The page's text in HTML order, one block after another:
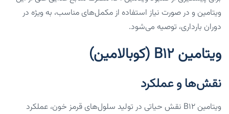
ویتامین و در صورت نیاز استفاده از مکمل‌های مناسب، به ویژه در
دوران بارداری، توصیه می‌شود.
ویتامین B12 (کوبالامین)
نقش‌ها و عملکرد
ویتامین B12 نقش حیاتی در تولید سلول‌های قرمز خون، عملکرد